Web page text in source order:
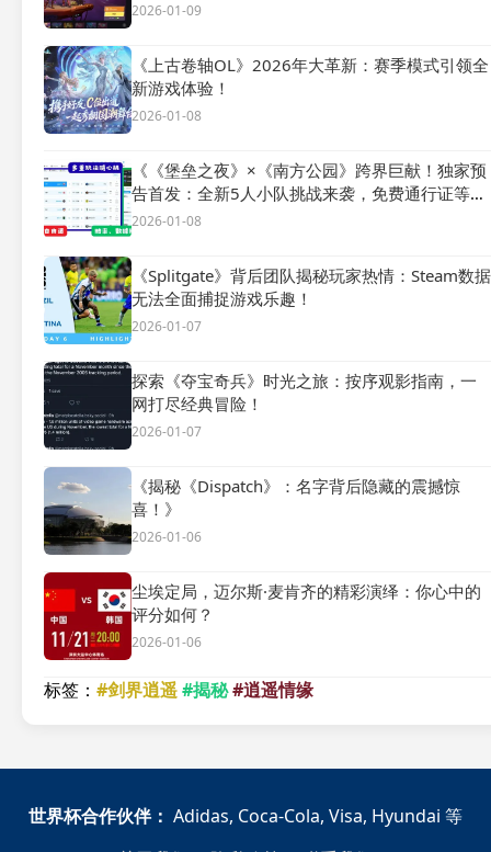
2026-01-09
《上古卷轴OL》2026年大革新：赛季模式引领全
新游戏体验！
2026-01-08
《《堡垒之夜》×《南方公园》跨界巨献！独家预
告首发：全新5人小队挑战来袭，免费通行证等你
解锁！》
2026-01-08
《Splitgate》背后团队揭秘玩家热情：Steam数据
无法全面捕捉游戏乐趣！
2026-01-07
探索《夺宝奇兵》时光之旅：按序观影指南，一
网打尽经典冒险！
2026-01-07
《揭秘《Dispatch》：名字背后隐藏的震撼惊
喜！》
2026-01-06
尘埃定局，迈尔斯·麦肯齐的精彩演绎：你心中的
评分如何？
2026-01-06
标签： #剑界逍遥#揭秘#逍遥情缘
世界杯合作伙伴： Adidas, Coca-Cola, Visa, Hyundai 等